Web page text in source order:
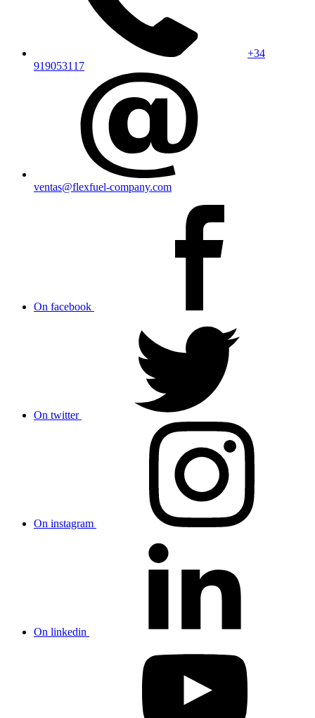
+34
919053117
ventas@flexfuel-company.com
On facebook
On twitter
On instagram
On linkedin